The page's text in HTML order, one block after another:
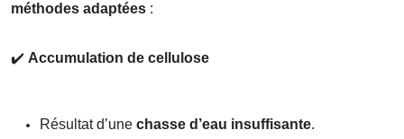
méthodes adaptées :
✔️ Accumulation de cellulose
Résultat d’une chasse d’eau insuffisante.